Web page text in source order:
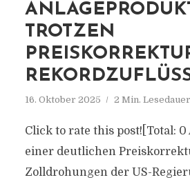
TROTZEN
16. Oktober 2025 2 Min. Lesedauer
Click to rate this post![Total: 0
einer deutlichen
Zolldrohungen der US-